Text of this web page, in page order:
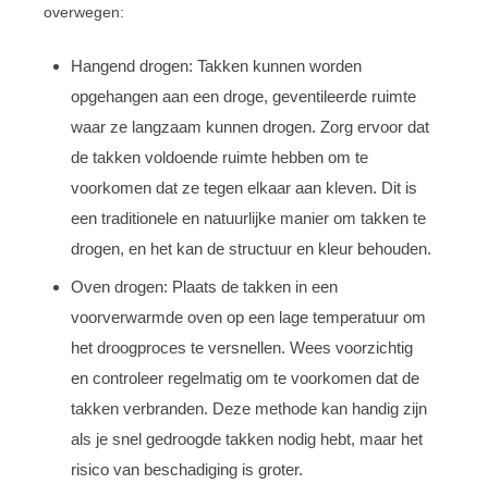
overwegen:
Hangend drogen: Takken kunnen worden
opgehangen aan een droge, geventileerde ruimte
waar ze langzaam kunnen drogen. Zorg ervoor dat
de takken voldoende ruimte hebben om te
voorkomen dat ze tegen elkaar aan kleven. Dit is
een traditionele en natuurlijke manier om takken te
drogen, en het kan de structuur en kleur behouden.
Oven drogen: Plaats de takken in een
voorverwarmde oven op een lage temperatuur om
het droogproces te versnellen. Wees voorzichtig
en controleer regelmatig om te voorkomen dat de
takken verbranden. Deze methode kan handig zijn
als je snel gedroogde takken nodig hebt, maar het
risico van beschadiging is groter.